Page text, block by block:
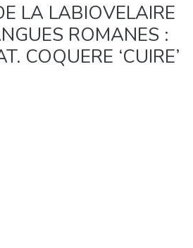
LA LABIOVELAIRE
ROMANES :
COQUERE ‘CUIRE’